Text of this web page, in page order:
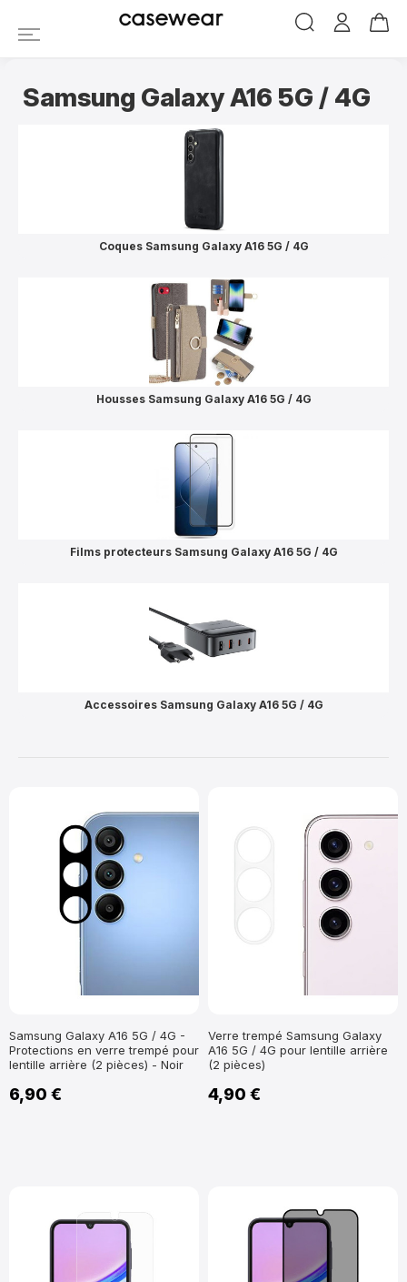
Protections Coques
casewear
Samsung Galaxy A16 5G / 4G
Coques Samsung Galaxy A16 5G / 4G
Housses Samsung Galaxy A16 5G / 4G
Films protecteurs Samsung Galaxy A16 5G / 4G
Accessoires Samsung Galaxy A16 5G / 4G
Samsung Galaxy A16 5G / 4G -
Protections en verre trempé pour
lentille arrière (2 pièces) - Noir
6,90 €
Verre trempé Samsung Galaxy
A16 5G / 4G pour lentille arrière
(2 pièces)
4,90 €